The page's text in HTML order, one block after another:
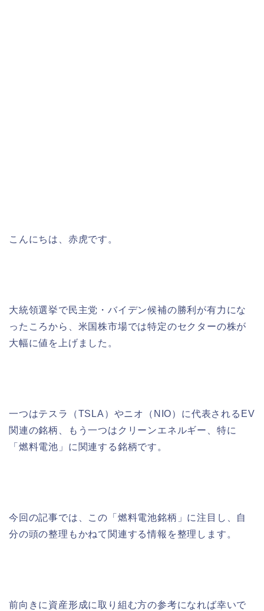
こんにちは、赤虎です。
大統領選挙で民主党・バイデン候補の勝利が有力にな
ったころから、米国株市場では特定のセクターの株が
大幅に値を上げました。
一つはテスラ（TSLA）やニオ（NIO）に代表されるEV
関連の銘柄、もう一つはクリーンエネルギー、特に
「燃料電池」に関連する銘柄です。
今回の記事では、この「燃料電池銘柄」に注目し、自
分の頭の整理もかねて関連する情報を整理します。
前向きに資産形成に取り組む方の参考になれば幸いで